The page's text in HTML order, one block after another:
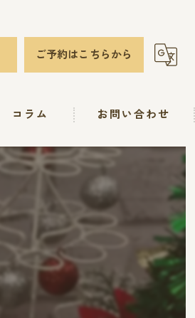
ご予約はこちらから
コラム お問い合わせ